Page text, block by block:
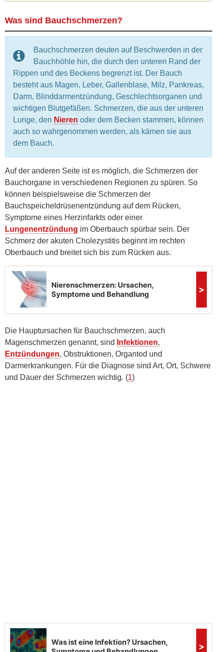
Was sind Bauchschmerzen?
Bauchschmerzen deuten auf Beschwerden in der
Bauchhöhle hin, die durch den unteren Rand der
Rippen und des Beckens begrenzt ist. Der Bauch
besteht aus Magen, Leber, Gallenblase, Milz, Pankreas,
Darm, Blinddarmentzündung, Geschlechtsorganen und
wichtigen Blutgefäßen. Schmerzen, die aus der unteren
Lunge, den Nieren oder dem Becken stammen, können
auch so wahrgenommen werden, als kämen sie aus
dem Bauch.
Auf der anderen Seite ist es möglich, die Schmerzen der
Bauchorgane in verschiedenen Regionen zu spüren. So
können beispielsweise die Schmerzen der
Bauchspeicheldrüsenentzündung auf dem Rücken,
Symptome eines Herzinfarkts oder einer
Lungenentzündung im Oberbauch spürbar sein. Der
Schmerz der akuten Cholezystitis beginnt im rechten
Oberbauch und breitet sich bis zum Rücken aus.
Die Hauptursachen für Bauchschmerzen, auch
Magenschmerzen genannt, sind
Infektionen,
Entzündungen, Obstruktionen, Organtod und
Darmerkrankungen. Für die Diagnose sind Art, Ort, Schwere
und Dauer der Schmerzen wichtig. (1)